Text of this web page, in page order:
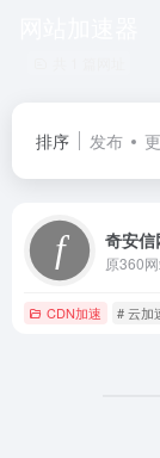
排序 发布
奇安
原360
CDN加速 # 云加